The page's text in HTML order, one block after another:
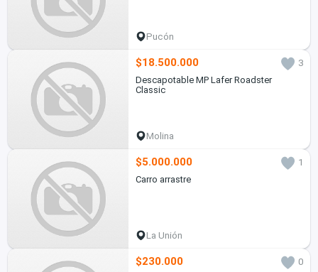
Pucón
$18.500.000
3
Descapotable MP Lafer Roadster
Classic
Molina
$5.000.000
1
Carro arrastre
La Unión
$230.000
0